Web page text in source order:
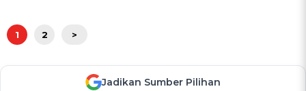
1 2 >
Jadikan Sumber Pilihan